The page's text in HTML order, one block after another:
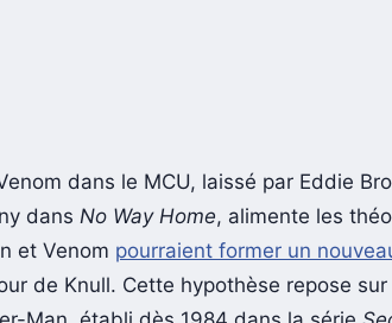
dans le MCU, laissé par Eddie
dans No Way Home , alimente les
et Venom
pourraient former un
de Knull. Cette hypothèse repose sur